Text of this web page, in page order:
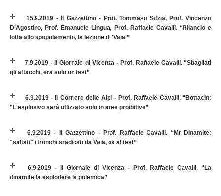
15.9.2019 - Il Gazzettino - Prof. Tommaso Sitzia, Prof. Vincenzo
D'Agostino, Prof. Emanuele Lingua, Prof. Raffaele Cavalli. “Rilancio e
lotta allo spopolamento, la lezione di 'Vaia'”
7.9.2019 - Il Giornale di Vicenza - Prof. Raffaele Cavalli. “Sbagliati
gli attacchi, era solo un test”
6.9.2019 - Il Corriere delle Alpi - Prof. Raffaele Cavalli. “Bottacin:
"L'esplosivo sarà utlizzato solo in aree proibitive”
6.9.2019 - Il Gazzettino - Prof. Raffaele Cavalli. “Mr Dinamite:
"saltati" i tronchi sradicati da Vaia, ok al test”
6.9.2019 - Il Giornale di Vicenza - Prof. Raffaele Cavalli. “La
dinamite fa esplodere la polemica”